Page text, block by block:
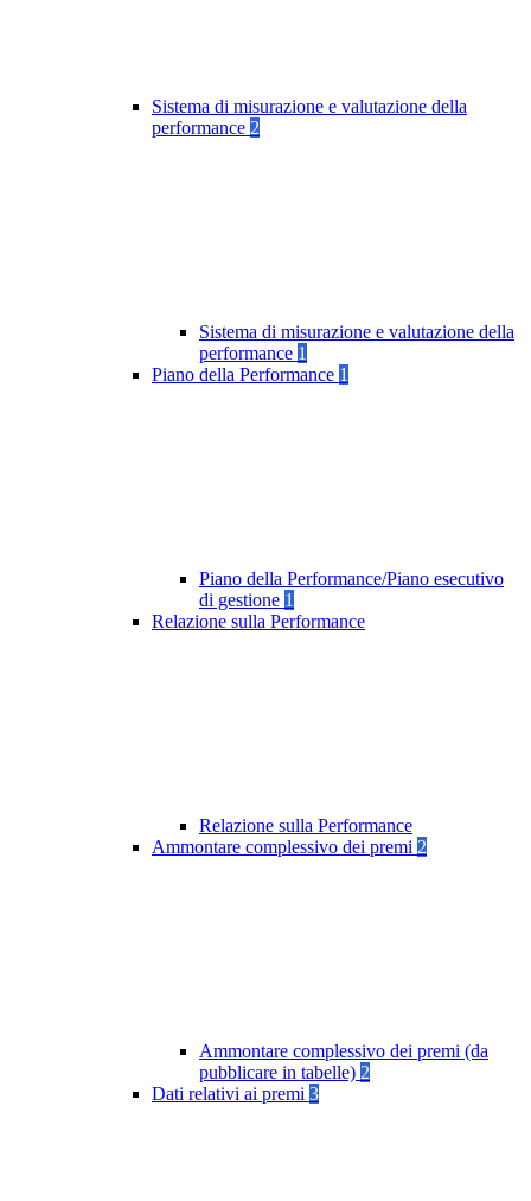
Sistema di misurazione e valutazione della
performance 2
Sistema di misurazione e valutazione della
performance 1
Piano della Performance 1
Piano della Performance/Piano esecutivo
di gestione 1
Relazione sulla Performance
Relazione sulla Performance
Ammontare complessivo dei premi 2
Ammontare complessivo dei premi (da
pubblicare in tabelle) 2
Dati relativi ai premi 3